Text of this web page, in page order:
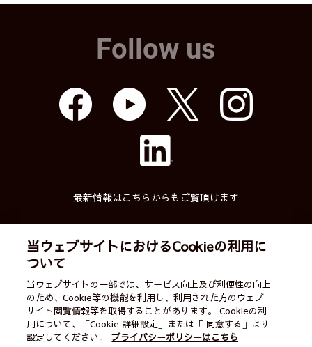
Follow us
最新情報はこちらからもご覧頂けます
English ご利用案内 営業カレンダー
サイトマップ 個人情報保護方針 お問い合わせ
当ウェブサイトにおけるCookieの利用に
ついて
当ウェブサイトの一部では、サービス向上及び利便性の向上
のため、Cookie等の機能を利用し、利用された方のウェブ
サイト閲覧情報等を取得することがあります。 Cookieの利
用について、「Cookie 詳細設定」または「 同意する」より
設定してください。
プライバシーポリシーはこちら